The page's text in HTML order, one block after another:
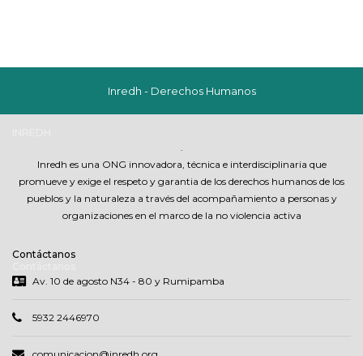
Inredh - Derechos Humanos
.
Inredh es una ONG innovadora, técnica e interdisciplinaria que
promueve y exige el respeto y garantia de los derechos humanos de los
pueblos y la naturaleza a través del acompañamiento a personas y
organizaciones en el marco de la no violencia activa
Contáctanos
Av. 10 de agosto N34 - 80 y Rumipamba
5932 2446970